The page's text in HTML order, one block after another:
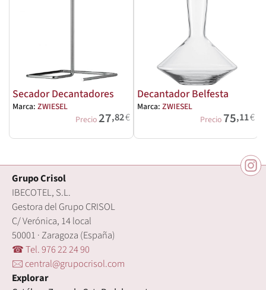
Secador Decantadores
Marca: ZWIESEL
Precio27,82€
Decantador Belfesta
Marca: ZWIESEL
Precio 75,11€
Grupo Crisol
IBECOTEL, S.L.
Gestora del Grupo CRISOL
C/ Verónica, 14 local
50001 · Zaragoza (España)
☎ Tel. 976 22 24 90
🖂 central@grupocrisol.com
Explorar